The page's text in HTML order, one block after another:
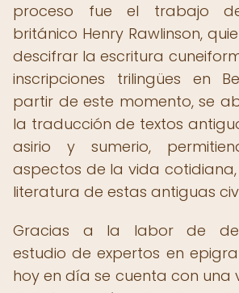
proceso fue el trabajo
británico Henry Rawlinson,
descifrar la escritura
inscripciones trilingües en
partir de este momento, se
la traducción de textos
asirio y sumerio,
aspectos de la vida cotidiana,
literatura de estas antiguas
Gracias a la labor de
estudio de expertos en
hoy en día se cuenta con